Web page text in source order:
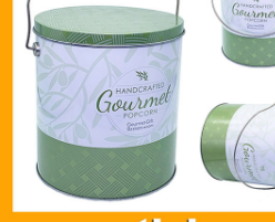
トレードショー 2026
証明書
持続可能性
ニュース